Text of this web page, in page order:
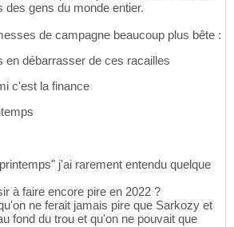
des gens du monde entier.
de campagne beaucoup plus bête :
en débarrasser de ces racailles
c'est la finance
j'ai rarement entendu quelque
à faire encore pire en 2022 ?
ne ferait jamais pire que Sarkozy et
fond du trou et qu'on ne pouvait que